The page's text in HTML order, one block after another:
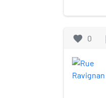
favorite 0